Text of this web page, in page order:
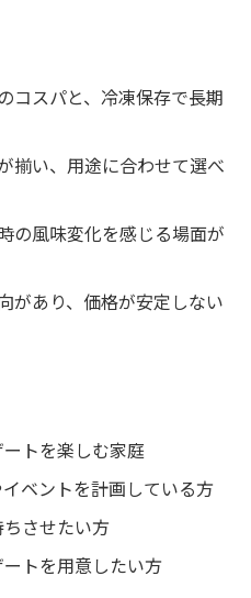
コスパと、冷凍保存で長期
揃い、用途に合わせて選べ
の風味変化を感じる場面が
があり、価格が安定しない
トを楽しむ家庭
ベントを計画している方
させたい方
トを用意したい方